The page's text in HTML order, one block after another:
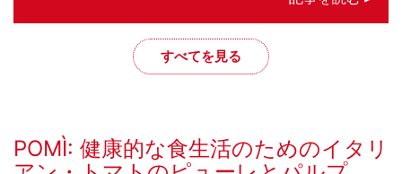
すべてを見る
POMÌ: 健康的な食生活のためのイタリ